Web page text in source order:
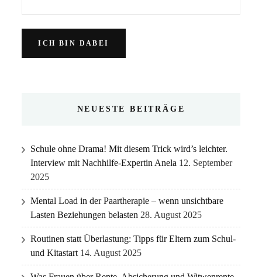
NEUESTE BEITRÄGE
Schule ohne Drama! Mit diesem Trick wird’s leichter.
Interview mit Nachhilfe-Expertin Anela 12. September
2025
Mental Load in der Paartherapie – wenn unsichtbare
Lasten Beziehungen belasten 28. August 2025
Routinen statt Überlastung: Tipps für Eltern zum Schul-
und Kitastart 14. August 2025